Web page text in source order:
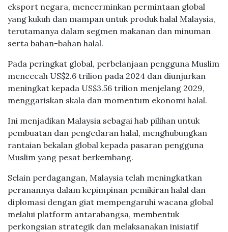
eksport negara, mencerminkan permintaan global
yang kukuh dan mampan untuk produk halal Malaysia,
terutamanya dalam segmen makanan dan minuman
serta bahan-bahan halal.
Pada peringkat global, perbelanjaan pengguna Muslim
mencecah US$2.6 trilion pada 2024 dan diunjurkan
meningkat kepada US$3.56 trilion menjelang 2029,
menggariskan skala dan momentum ekonomi halal.
Ini menjadikan Malaysia sebagai hab pilihan untuk
pembuatan dan pengedaran halal, menghubungkan
rantaian bekalan global kepada pasaran pengguna
Muslim yang pesat berkembang.
Selain perdagangan, Malaysia telah meningkatkan
peranannya dalam kepimpinan pemikiran halal dan
diplomasi dengan giat mempengaruhi wacana global
melalui platform antarabangsa, membentuk
perkongsian strategik dan melaksanakan inisiatif